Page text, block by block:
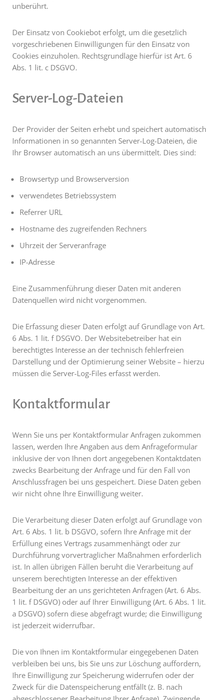
unberührt.
Der Einsatz von Cookiebot erfolgt, um die gesetzlich
vorgeschriebenen Einwilligungen für den Einsatz von
Cookies einzuholen. Rechtsgrundlage hierfür ist Art. 6
Abs. 1 lit. c DSGVO.
Server-Log-Dateien
Der Provider der Seiten erhebt und speichert automatisch
Informationen in so genannten Server-Log-Dateien, die
Ihr Browser automatisch an uns übermittelt. Dies sind:
Browsertyp und Browserversion
verwendetes Betriebssystem
Referrer URL
Hostname des zugreifenden Rechners
Uhrzeit der Serveranfrage
IP-Adresse
Eine Zusammenführung dieser Daten mit anderen
Datenquellen wird nicht vorgenommen.
Die Erfassung dieser Daten erfolgt auf Grundlage von Art.
6 Abs. 1 lit. f DSGVO. Der Websitebetreiber hat ein
berechtigtes Interesse an der technisch fehlerfreien
Darstellung und der Optimierung seiner Website – hierzu
müssen die Server-Log-Files erfasst werden.
Kontaktformular
Wenn Sie uns per Kontaktformular Anfragen zukommen
lassen, werden Ihre Angaben aus dem Anfrageformular
inklusive der von Ihnen dort angegebenen Kontaktdaten
zwecks Bearbeitung der Anfrage und für den Fall von
Anschlussfragen bei uns gespeichert. Diese Daten geben
wir nicht ohne Ihre Einwilligung weiter.
Die Verarbeitung dieser Daten erfolgt auf Grundlage von
Art. 6 Abs. 1 lit. b DSGVO, sofern Ihre Anfrage mit der
Erfüllung eines Vertrags zusammenhängt oder zur
Durchführung vorvertraglicher Maßnahmen erforderlich
ist. In allen übrigen Fällen beruht die Verarbeitung auf
unserem berechtigten Interesse an der effektiven
Bearbeitung der an uns gerichteten Anfragen (Art. 6 Abs.
1 lit. f DSGVO) oder auf Ihrer Einwilligung (Art. 6 Abs. 1 lit.
a DSGVO) sofern diese abgefragt wurde; die Einwilligung
ist jederzeit widerrufbar.
Die von Ihnen im Kontaktformular eingegebenen Daten
verbleiben bei uns, bis Sie uns zur Löschung auffordern,
Ihre Einwilligung zur Speicherung widerrufen oder der
Zweck für die Datenspeicherung entfällt (z. B. nach